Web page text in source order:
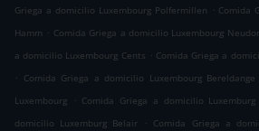
Griega a domicilio Luxembourg Polfermillen . Comida
Hamm . Comida Griega a domicilio Luxembourg
a domicilio Luxembourg Cents . Comida Griega a
. Comida Griega a domicilio Luxembourg Bereldange
Luxembourg
. Comida Griega a domicilio Luxemburg
domicilio Luxemburg Belair
. Comida Griega a